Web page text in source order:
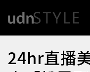
24hr直播